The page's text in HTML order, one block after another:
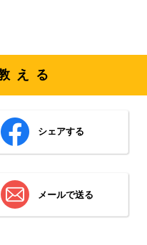
える
シェアする
メールで送る